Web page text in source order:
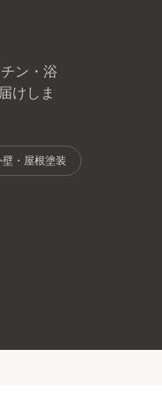
ン・浴
けしま
壁・屋根塗装